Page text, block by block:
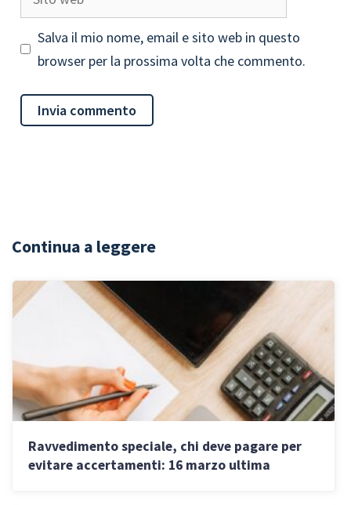
web
Salva il mio nome, email e sito web in questo
browser per la prossima volta che commento.
Continua a leggere
Ravvedimento speciale, chi deve pagare per
evitare accertamenti: 16 marzo ultima